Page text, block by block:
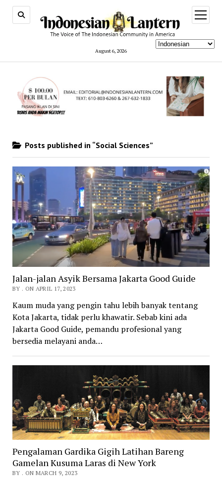
August 6, 2026
open
menu
Posts published in “Social Sciences”
Jalan-jalan Asyik Bersama Jakarta Good Guide
BY . ON APRIL 17, 2023
Kaum muda yang pengin tahu lebih banyak tentang
Kota Jakarta, tidak perlu khawatir. Sebab kini ada
Jakarta Good Guide, pemandu profesional yang
bersedia melayani anda…
Pengalaman Gardika Gigih Latihan Bareng
Gamelan Kusuma Laras di New York
BY . ON MARCH 9, 2023